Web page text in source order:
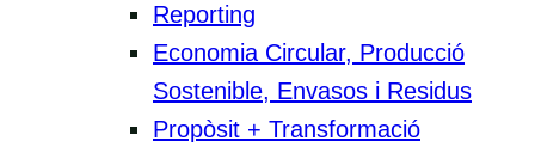
Reporting
Economia Circular, Producció
Sostenible, Envasos i Residus
Propòsit + Transformació